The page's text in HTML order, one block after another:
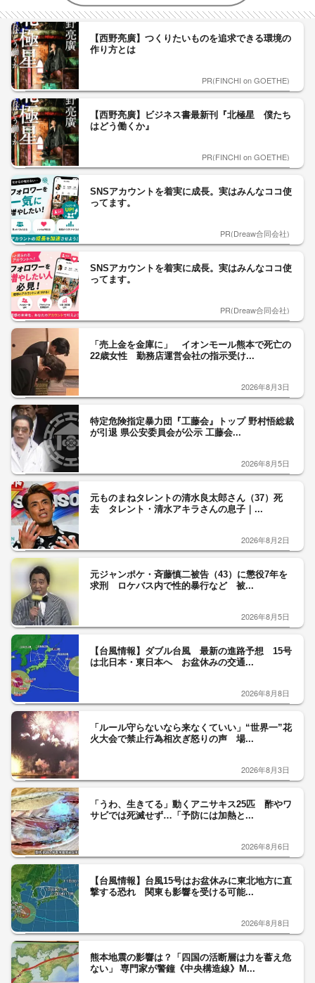
【西野亮廣】つくりたいものを追求できる環境の
作り方とは
PR(FINCHI on GOETHE)
【西野亮廣】ビジネス書最新刊『北極星 僕たち
はどう働くか』
PR(FINCHI on GOETHE)
SNSアカウントを着実に成長。実はみんなココ使
ってます。
PR(Dreaw合同会社)
SNSアカウントを着実に成長。実はみんなココ使
ってます。
PR(Dreaw合同会社)
「売上金を金庫に」 イオンモール熊本で死亡の
22歳女性 勤務店運営会社の指示受け...
2026年8月3日
特定危険指定暴力団『工藤会』トップ 野村悟総裁
が引退 県公安委員会が公示 工藤会...
2026年8月5日
元ものまねタレントの清水良太郎さん（37）死
去 タレント・清水アキラさんの息子｜...
2026年8月2日
元ジャンポケ・斉藤慎二被告（43）に懲役7年を
求刑 ロケバス内で性的暴行など 被...
2026年8月5日
【台風情報】ダブル台風 最新の進路予想 15号
は北日本・東日本へ お盆休みの交通...
2026年8月8日
「ルール守らないなら来なくていい」“世界一”花
火大会で禁止行為相次ぎ怒りの声 場...
2026年8月3日
「うわ、生きてる」動くアニサキス25匹 酢やワ
サビでは死滅せず…「予防には加熱と...
2026年8月6日
【台風情報】台風15号はお盆休みに東北地方に直
撃する恐れ 関東も影響を受ける可能...
2026年8月8日
熊本地震の影響は？「四国の活断層は力を蓄え危
ない」 専門家が警鐘《中央構造線》M...